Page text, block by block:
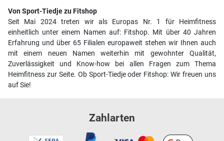
Von Sport-Tiedje zu Fitshop
Seit Mai 2024 treten wir als Europas Nr. 1 für Heimfitness
einheitlich unter einem Namen auf: Fitshop. Mit über 40 Jahren
Erfahrung und über 65 Filialen europaweit stehen wir Ihnen auch
mit einem neuen Namen weiterhin mit gewohnter Qualität,
Zuverlässigkeit und Know-how bei allen Fragen zum Thema
Heimfitness zur Seite. Ob Sport-Tiedje oder Fitshop: Wir freuen uns
auf Sie!
Zahlarten